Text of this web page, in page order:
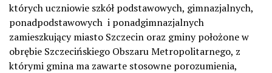
których uczniowie szkół podstawowych, gimnazjalnych,
ponadpodstawowych i ponadgimnazjalnych
zamieszkujący miasto Szczecin oraz gminy położone w
obrębie Szczecińskiego Obszaru Metropolitarnego, z
którymi gmina ma zawarte stosowne porozumienia,